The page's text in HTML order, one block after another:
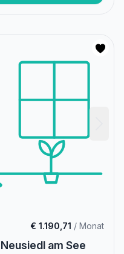
€ 1.190,71 / Monat
am See